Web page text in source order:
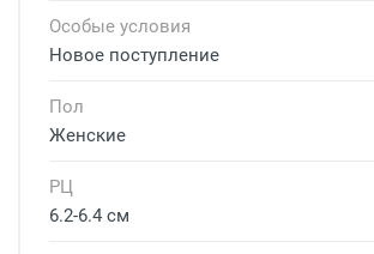
Особые условия
Новое поступление
Пол
Женские
РЦ
6.2-6.4 см